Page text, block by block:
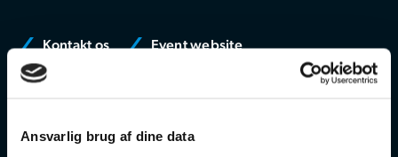
Ansvarlig brug af dine data
Kontakt os Event website